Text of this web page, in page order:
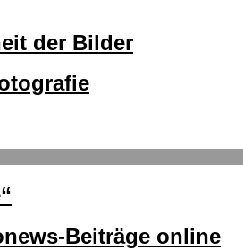
der Bilder
Beiträge online